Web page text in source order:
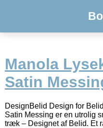
Manola
Satin
DesignBelid Design for
Satin Messing er en utrolig
træk – Designet af Belid. Et